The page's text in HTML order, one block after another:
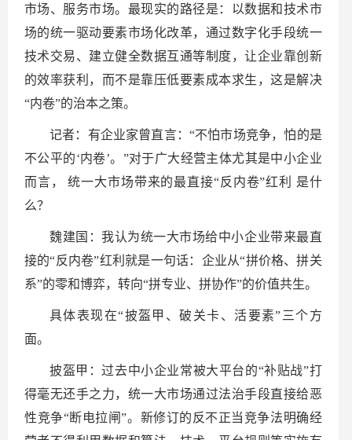
市场、服务市场。最现实的路径是：以数据和技术市
场的统一驱动要素市场化改革，通过数字化手段统一
技术交易、建立健全数据互通等制度，让企业靠创新
的效率获利，而不是靠压低要素成本求生，这是解决
“内卷”的治本之策。
记者：有企业家曾直言：“不怕市场竞争，怕的是
不公平的‘内卷’。”对于广大经营主体尤其是中小企业
而言， 统一大市场带来的最直接“反内卷”红利 是什
么？
魏建国：我认为统一大市场给中小企业带来最直
接的“反内卷”红利就是一句话：企业从“拼价格、拼关
系”的零和博弈，转向“拼专业、拼协作”的价值共生。
具体表现在“披盔甲、破关卡、活要素”三个方
面。
披盔甲：过去中小企业常被大平台的“补贴战”打
得毫无还手之力，统一大市场通过法治手段直接给恶
性竞争“断电拉闸”。新修订的反不正当竞争法明确经